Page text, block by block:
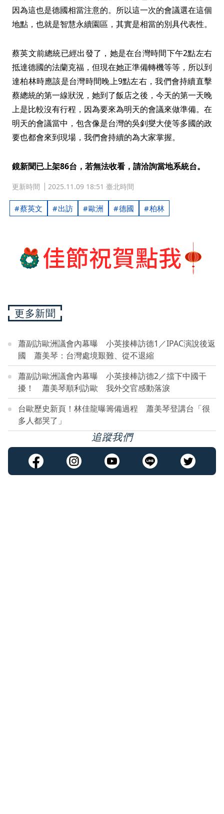
因為這也是德國相當注意的。所以這一次的會議選在這個
地點，也就是智慧永續園區，其實是相當的別具代表性。
蔡英文前總統已經出發了，她是在台灣時間下午2點左右
抵達德國的法蘭克福，但現在她正準備轉機等等，所以到
達柏林時應該是台灣時間晚上9點左右，我們會持續直擊
蔡總統的第一線狀況，她到了飯店之後，今天的第一天晚
上是比較沒有行程，因為要來為明天的會議來做準備。在
明天的會議當中，包含像是台灣的吳釗燮大使等多國的政
要也都會來到現場，我們會持續的為大家掌握。
鏡新聞已上架86台，若無法收看，請洽詢當地系統台。
更新時間 2025.11.09 18:51 臺北時間
蔡英文 出訪 歐洲 德國 柏林
更多新聞
蕭副訪歐洲議會內幕曝 小英接棒訪德1／IPAC演說後返
國 蕭美琴：台灣處境艱難、從不退縮
蕭副訪歐洲議會內幕曝 小英接棒訪德2／擋下中國干
擾！ 蕭美琴順利訪歐 我外交官感動落淚
台歐歷史新頁！林佳龍曝籌備過程 蕭美琴登講台「很
多人都哭了」
追蹤我們